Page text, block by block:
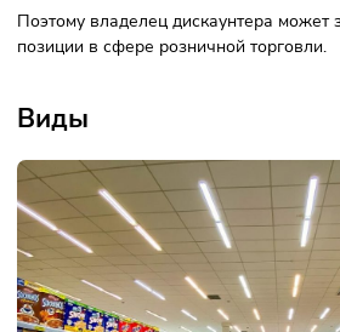
спроса на дешёвые товары.
экономят.
Некоторые покупатели видят
работы магазина — маленький
вероятность покупки товара с
расположение или неуютная
недостатки не влияют на спрос —
привлекают низкие цены.